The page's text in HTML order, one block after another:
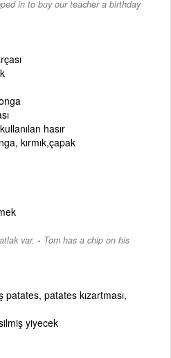
in to buy our teacher a birthday
hasır
kırmık,çapak
var. - Tom has a chip on his
patates, patates kızartması,
yiyecek